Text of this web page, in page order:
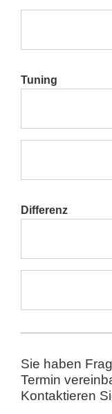
Tuning
Differenz
Sie haben
Termin
Kontaktieren